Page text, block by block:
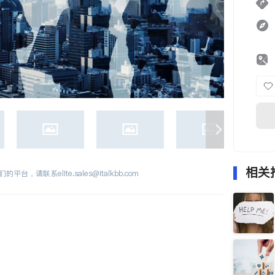
的平台，请联系elite.sales@italkbb.com 相关